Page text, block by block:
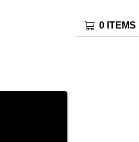
0 ITEMS